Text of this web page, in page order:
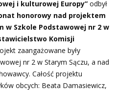
i kulturowej Europy” odbył
honorowy nad projektem
w Szkole Podstawowej nr 2 w
Komisji
zaangażowane były
nr 2 w Starym Sączu, a nad
Całość projektu
obcych: Beata Damasiewicz,